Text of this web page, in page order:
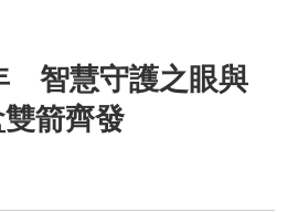
智慧守護之眼與
箭齊發